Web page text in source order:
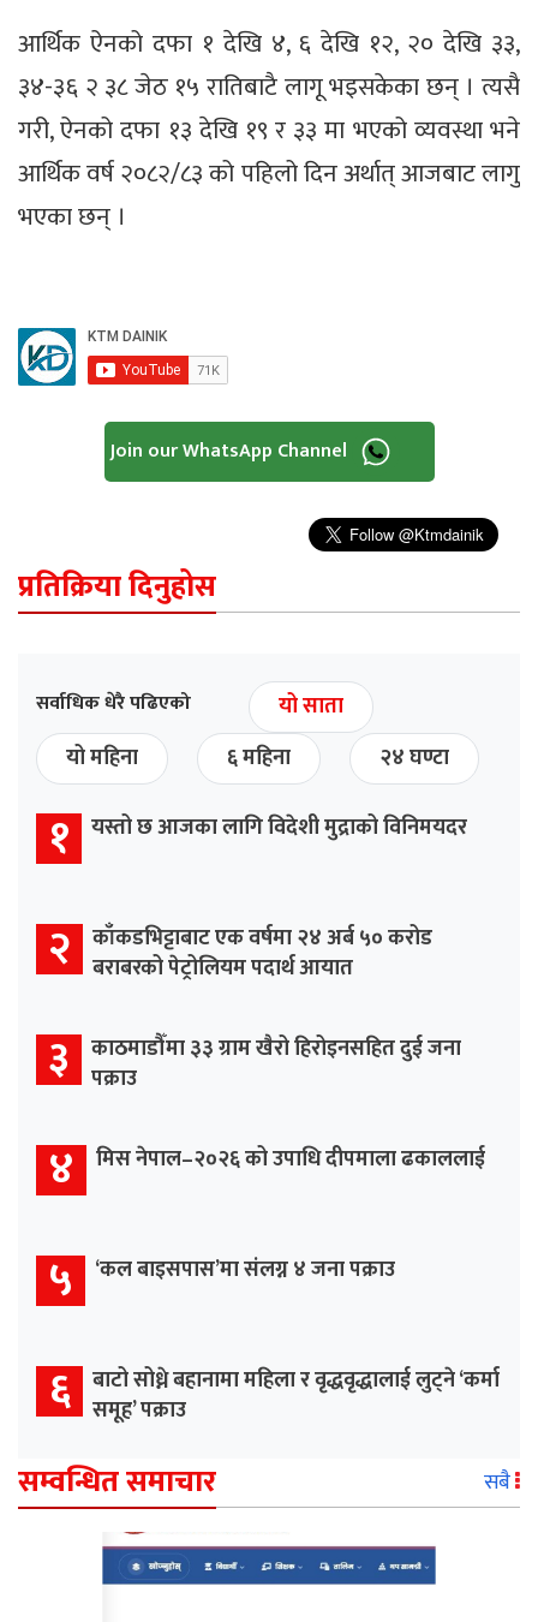
आर्थिक ऐनको दफा १ देखि ४, ६ देखि १२, २० देखि ३३,
३४-३६ २ ३८ जेठ १५ रातिबाटै लागू भइसकेका छन् । त्यसै
गरी, ऐनको दफा १३ देखि १९ र ३३ मा भएको व्यवस्था भने
आर्थिक वर्ष २०८२/८३ को पहिलो दिन अर्थात् आजबाट लागु
भएका छन् ।
Join our WhatsApp Channel
प्रतिक्रिया दिनुहोस
सर्वाधिक धेरै पढिएको
यो साता
यो महिना
६ महिना २४ घण्टा
१ यस्तो छ आजका लागि विदेशी मुद्राको विनिमयदर
२
काँकडभिट्टाबाट एक वर्षमा २४ अर्ब ५० करोड
बराबरको पेट्रोलियम पदार्थ आयात
३
काठमाडौँमा ३३ ग्राम खैरो हिरोइनसहित दुई जना
पक्राउ
४ मिस नेपाल–२०२६ को उपाधि दीपमाला ढकाललाई
५ ‘कल बाइसपास’मा संलग्न ४ जना पक्राउ
६ बाटो सोध्ने बहानामा महिला र वृद्धवृद्धालाई लुट्ने ‘कर्मा
समूह’ पक्राउ
सम्वन्धित समाचार सबै